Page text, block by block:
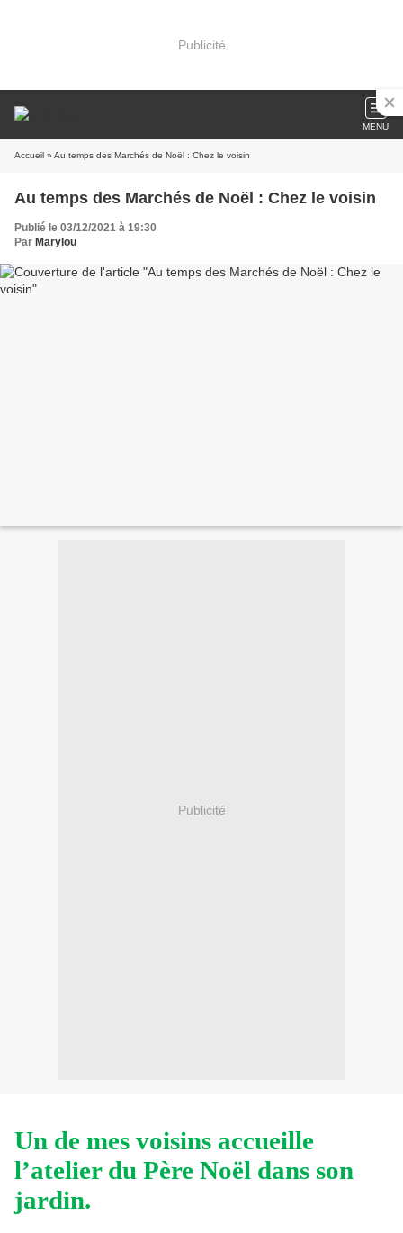
Publicité
MENU
Accueil » Au temps des Marchés de Noël : Chez le voisin
Au temps des Marchés de Noël : Chez le voisin
Publié le 03/12/2021 à 19:30
Par Marylou
Publicité
Un de mes voisins accueille
l’atelier du Père Noël dans son
jardin.